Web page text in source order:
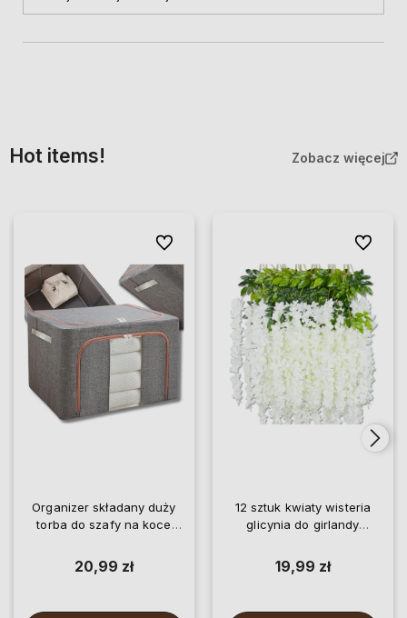
Hot items! Zobacz więcej
Organizer składany duży
torba do szafy na koce
20,99 zł
Do ulubionych
12 sztuk kwiaty wisteria
glicynia do girlandy
19,99 zł
Do